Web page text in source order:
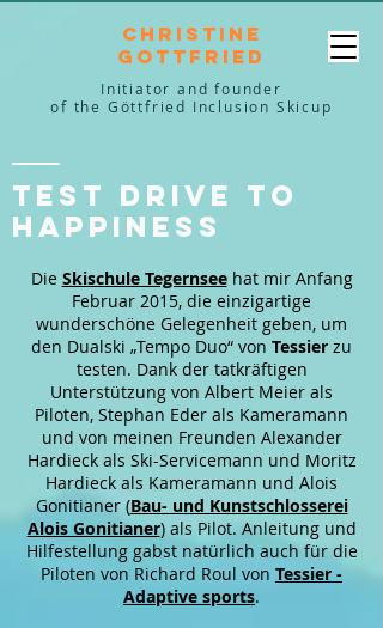
Christine
Gottfried
Initiator and founder
of the Göttfried Inclusion Skicup
Test drive to
happiness
Die Skischule Tegernseehat mir Anfang
Februar 2015, die einzigartige
wunderschöne Gelegenheit geben, um
den Dualski „Tempo Duo“ von Tessier zu
testen. Dank der tatkräftigen
Unterstützung von Albert Meier als
Piloten, Stephan Eder als Kameramann
und von meinen Freunden Alexander
Hardieck als Ski-Servicemann und Moritz
Hardieck als Kameramann und Alois
Gonitianer (Bau- und Kunstschlosserei
Alois Gonitianer) als Pilot. Anleitung und
Hilfestellung gabst natürlich auch für die
Piloten von Richard Roul von Tessier -
Adaptive sports.